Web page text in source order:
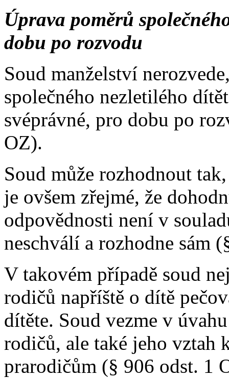
Úprava poměrů
dobu po rozvodu
Soud manželství
společného nezletilého
svéprávné, pro dobu po
OZ).
Soud může rozhodnout
je ovšem zřejmé, že
odpovědnosti není v
neschválí a rozhodne sám
V takovém případě soud
rodičů napříště o dítě
dítěte. Soud vezme v
rodičů, ale také jeho vztah
prarodičům (§ 906 odst. 1